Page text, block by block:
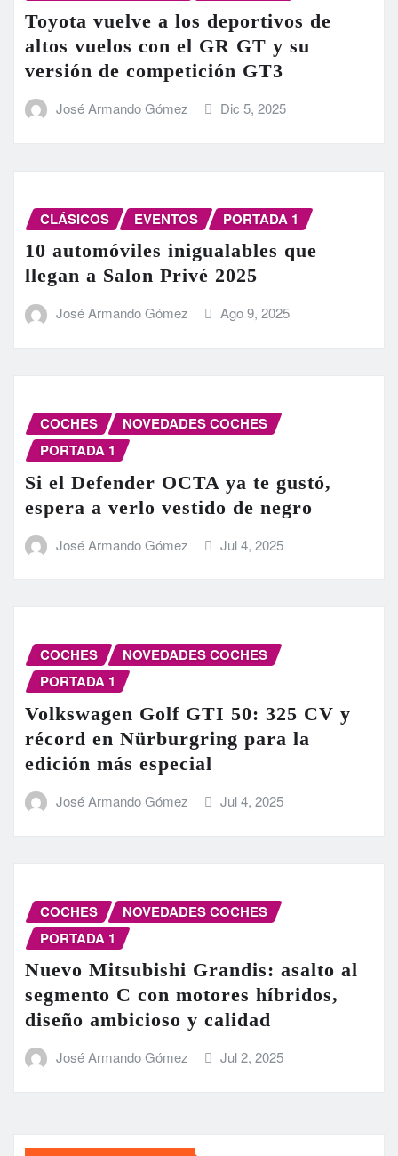
Toyota vuelve a los deportivos de
altos vuelos con el GR GT y su
versión de competición GT3
José Armando Gómez Dic 5, 2025
CLÁSICOS EVENTOS PORTADA 1
10 automóviles inigualables que
llegan a Salon Privé 2025
José Armando Gómez Ago 9, 2025
COCHES
NOVEDADES COCHES
PORTADA 1
Si el Defender OCTA ya te gustó,
espera a verlo vestido de negro
José Armando Gómez Jul 4, 2025
COCHES
NOVEDADES COCHES
PORTADA 1
Volkswagen Golf GTI 50: 325 CV y
récord en Nürburgring para la
edición más especial
José Armando Gómez Jul 4, 2025
COCHES
NOVEDADES COCHES
PORTADA 1
Nuevo Mitsubishi Grandis: asalto al
segmento C con motores híbridos,
diseño ambicioso y calidad
José Armando Gómez Jul 2, 2025